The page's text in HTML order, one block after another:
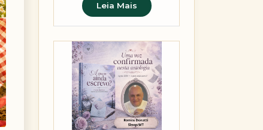
Leia Mais